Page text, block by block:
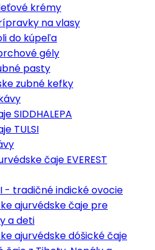
krémy
na vlasy
do kúpeľa
gély
pasty
zubné kefky
SIDDHALEPA
TULSI
čaje EVEREST
- tradičné indické ovocie
ajurvédske čaje pre
a deti
ajurvédske dóšické čaje